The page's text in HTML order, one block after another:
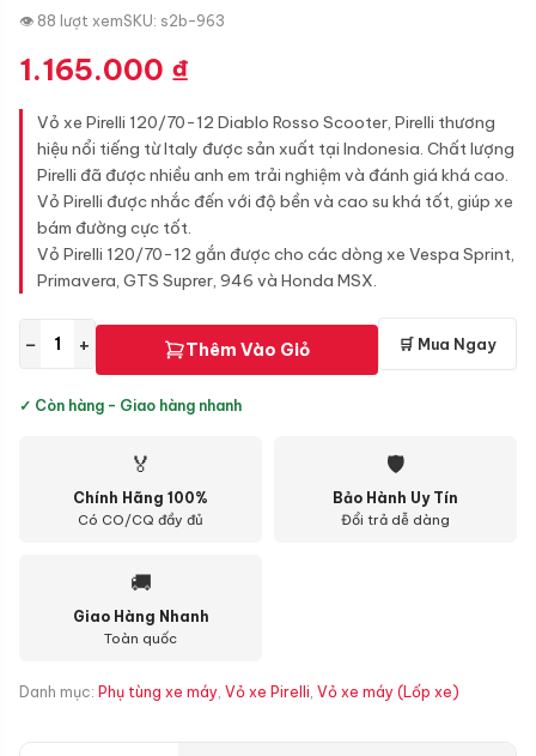
👁 88 lượt xemSKU: s2b-963
1.165.000 ₫
Vỏ xe Pirelli 120/70-12 Diablo Rosso Scooter, Pirelli thương
hiệu nổi tiếng từ Italy được sản xuất tại Indonesia. Chất lượng
Pirelli đã được nhiều anh em trải nghiệm và đánh giá khá cao.
Vỏ Pirelli được nhắc đến với độ bền và cao su khá tốt, giúp xe
bám đường cực tốt.
Vỏ Pirelli 120/70-12 gắn được cho các dòng xe Vespa Sprint,
Primavera, GTS Suprer, 946 và Honda MSX.
− + Thêm Vào Giỏ 🛒 Mua Ngay
✓ Còn hàng - Giao hàng nhanh
🏅
Chính Hãng 100%
Có CO/CQ đầy đủ
🛡
Bảo Hành Uy Tín
Đổi trả dễ dàng
🚚
Giao Hàng Nhanh
Toàn quốc
Danh mục: Phụ tùng xe máy, Vỏ xe Pirelli, Vỏ xe máy (Lốp xe)